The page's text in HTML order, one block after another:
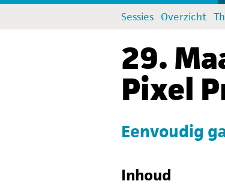
Sessies Overzicht
29.
Pixel
Eenvoudig
Inhoud